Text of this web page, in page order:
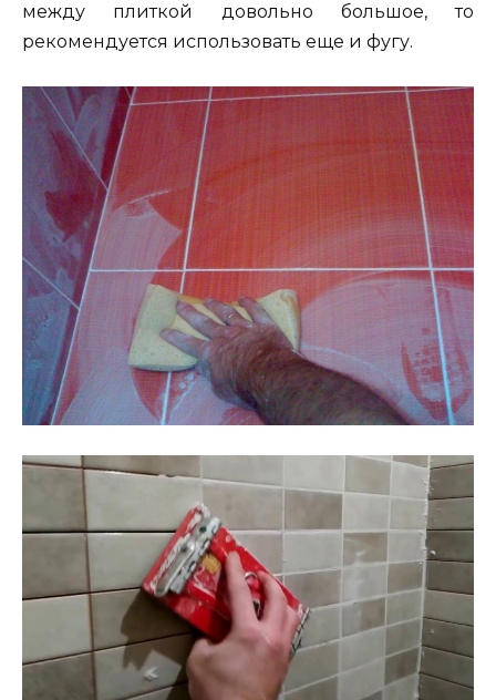
между плиткой довольно большое, то
рекомендуется использовать еще и фугу.